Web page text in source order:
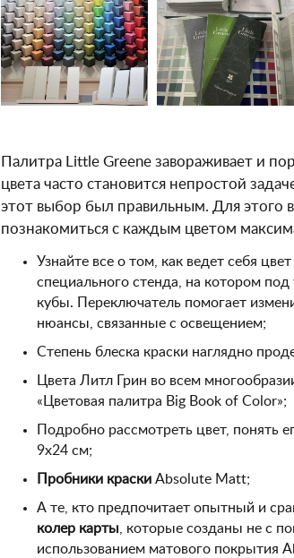
Палитра Little Greene завораживает и
цвета часто становится непростой
этот выбор был правильным. Для
познакомиться с каждым цветом
Узнайте все о том, как ведет себя
специального стенда, на котором
кубы. Переключатель помогает
нюансы, связанные с освещением;
Степень блеска краски наглядно
Цвета Литл Грин во всем
«Цветовая палитра Big Book of Color»;
Подробно рассмотреть цвет, понять
9х24 см;
Пробники краски Absolute Matt;
А те, кто предпочитает опытный и
колер карты, которые созданы не с
использованием матового покрытия